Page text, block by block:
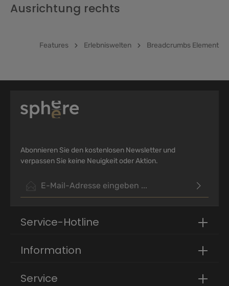
Ausrichtung rechts
Features Erlebniswelten Breadcrumbs Element
Abonnieren Sie den kostenlosen Newsletter und
verpassen Sie keine Neuigkeit oder Aktion.
einverstanden.
Zeichen ein*
Service-Hotline
Information
Service